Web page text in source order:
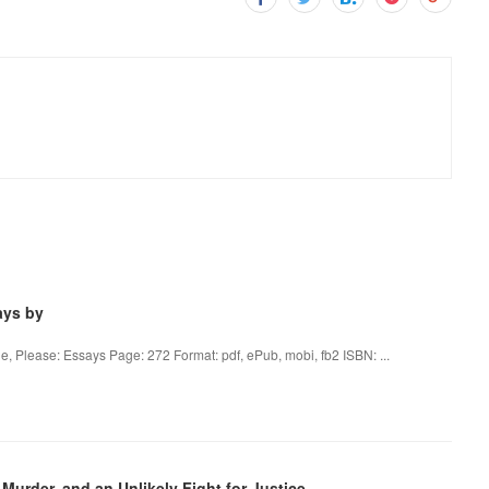
by
Please: Essays Page: 272 Format: pdf, ePub, mobi, fb2 ISBN: ...